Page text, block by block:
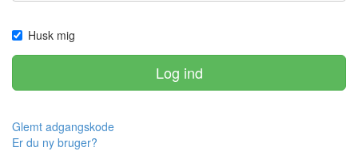
Husk mig
Log ind
Glemt adgangskode
Er du ny bruger?